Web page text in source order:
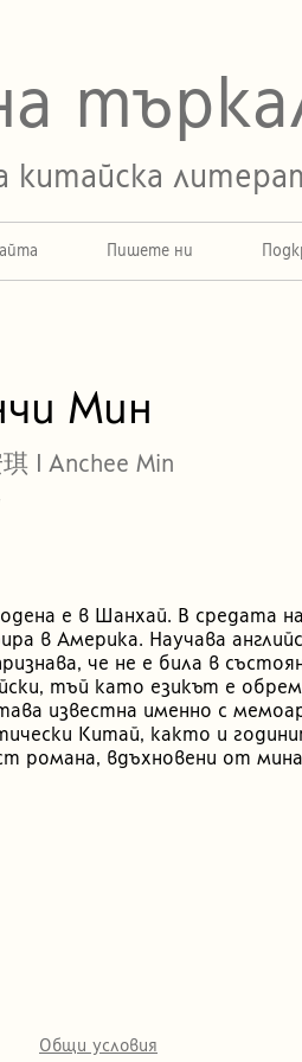
китайска
Пишете ни
Мин
I Anchee Min
е в Шанхай. В средата
в Америка. Научава
че не е била в
тъй като езикът е
известна именно с
Китай, както и
романа, вдъхновени от
Общи условия